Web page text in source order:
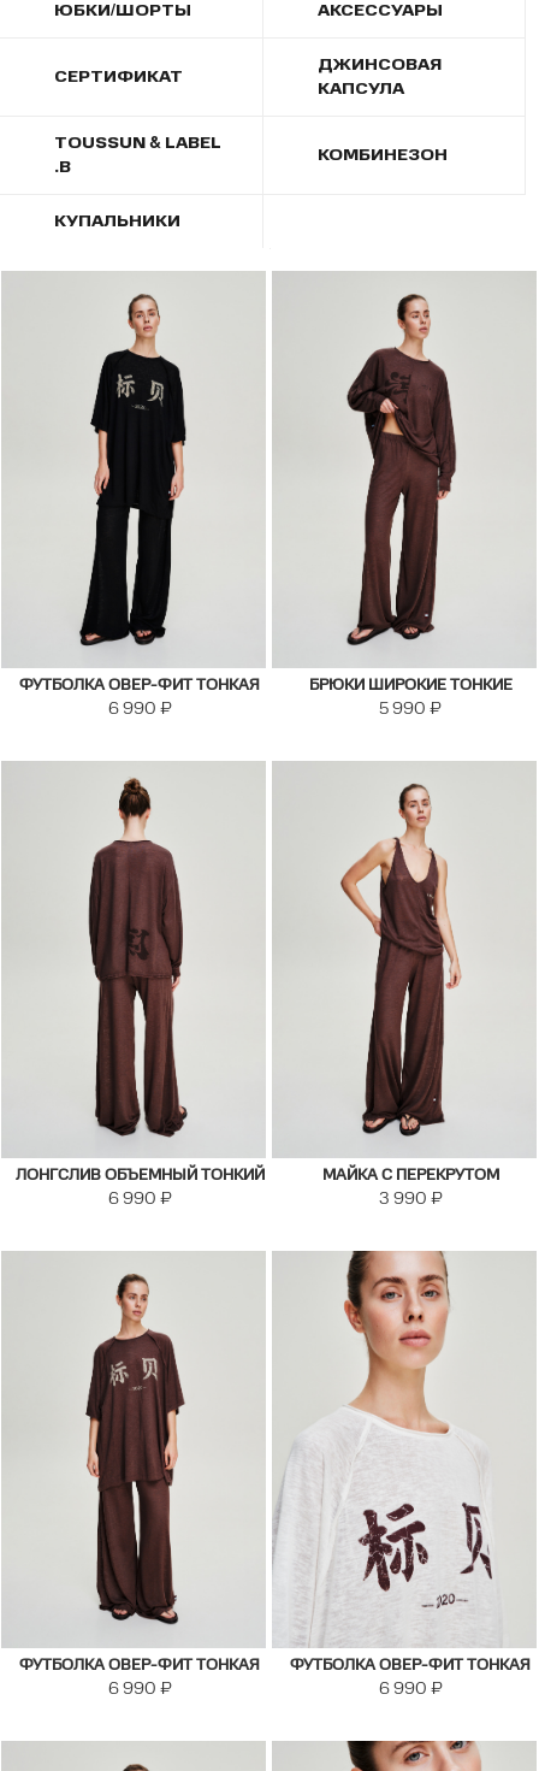
ЮБКИ/ШОРТЫ АКСЕССУАРЫ
СЕРТИФИКАТ
ДЖИНСОВАЯ
КАПСУЛА
TOUSSUN & LABEL
.B
КОМБИНЕЗОН
КУПАЛЬНИКИ
ФУТБОЛКА ОВЕР-ФИТ ТОНКАЯ
6 990 ₽
БРЮКИ ШИРОКИЕ ТОНКИЕ
5 990 ₽
ЛОНГСЛИВ ОБЪЕМНЫЙ ТОНКИЙ
6 990 ₽
МАЙКА С ПЕРЕКРУТОМ
3 990 ₽
ФУТБОЛКА ОВЕР-ФИТ ТОНКАЯ
6 990 ₽
ФУТБОЛКА ОВЕР-ФИТ ТОНКАЯ
6 990 ₽